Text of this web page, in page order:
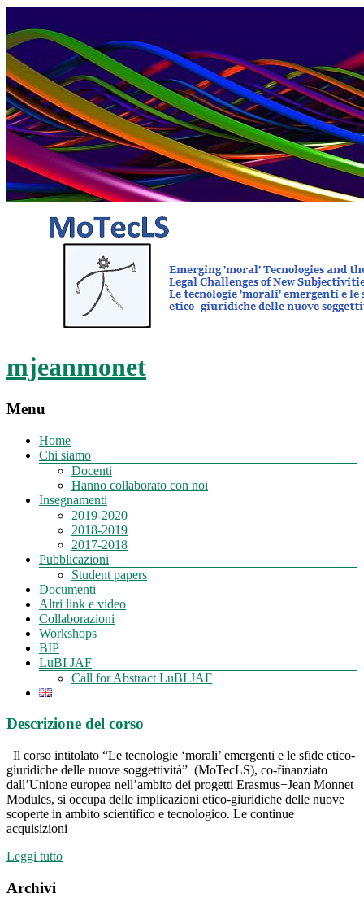
mjeanmonet
Menu
Home
Chi siamo
Docenti
Hanno collaborato con noi
Insegnamenti
2019-2020
2018-2019
2017-2018
Pubblicazioni
Student papers
Documenti
Altri link e video
Collaborazioni
Workshops
BIP
LuBI JAF
Call for Abstract LuBI JAF
Descrizione del corso
Il corso intitolato “Le tecnologie ‘morali’ emergenti e le sfide etico-
giuridiche delle nuove soggettività” (MoTecLS), co-finanziato
dall’Unione europea nell’ambito dei progetti Erasmus+Jean Monnet
Modules, si occupa delle implicazioni etico-giuridiche delle nuove
scoperte in ambito scientifico e tecnologico. Le continue
acquisizioni
Leggi tutto
Archivi